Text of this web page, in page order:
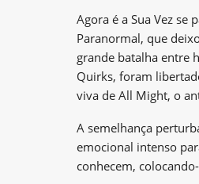
Agora é a Sua Vez se
Paranormal, que
grande batalha entre
Quirks, foram
viva de All Might, o
A semelhança
emocional intenso
conhecem,